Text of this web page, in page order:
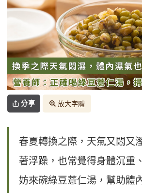
分享 放大字體
春夏轉換之際，天氣又悶又
著浮躁，也常覺得身體沉重
妨來碗綠豆薏仁湯，幫助體